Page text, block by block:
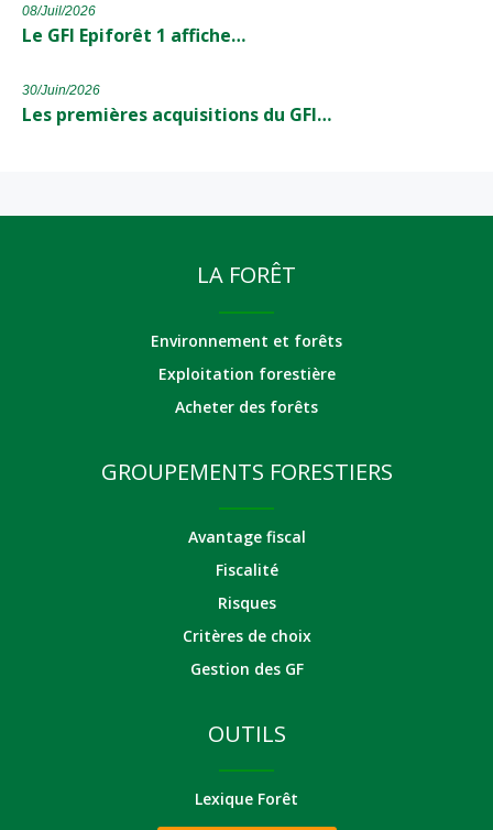
08/Juil/2026
Le GFI Epiforêt 1 affiche…
30/Juin/2026
Les premières acquisitions du GFI…
LA FORÊT
Environnement et forêts
Exploitation forestière
Acheter des forêts
GROUPEMENTS FORESTIERS
Avantage fiscal
Fiscalité
Risques
Critères de choix
Gestion des GF
OUTILS
Lexique Forêt